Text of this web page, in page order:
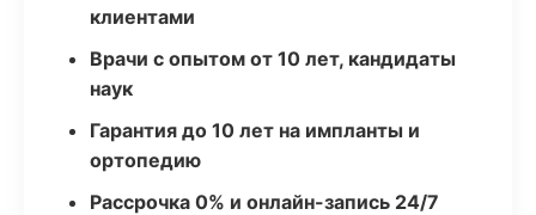
клиентами
Врачи с опытом от 10 лет, кандидаты
наук
Гарантия до 10 лет на импланты и
ортопедию
Рассрочка 0% и онлайн-запись 24/7